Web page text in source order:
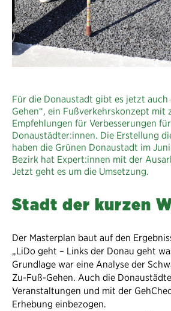
Für die Donaustadt gibt es jetzt auch
Gehen“, ein Fußverkehrskonzept mit
Empfehlungen für Verbesserungen
Donaustädter:innen. Die Erstellung
haben die Grünen Donaustadt im
Bezirk hat Expert:innen mit der
Jetzt geht es um die Umsetzung.
Stadt der kurzen
Der Masterplan baut auf den
„LiDo geht – Links der Donau geht
Grundlage war eine Analyse der
Zu-Fuß-Gehen. Auch die
Veranstaltungen und mit der
Erhebung einbezogen.